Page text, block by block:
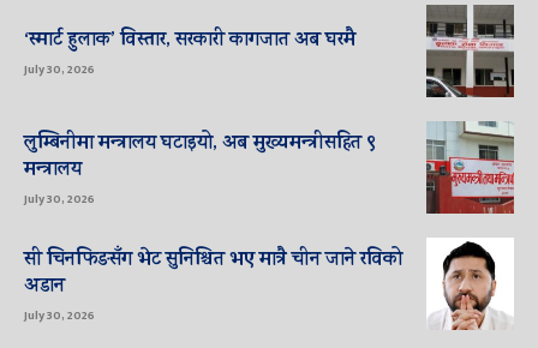
‘स्मार्ट हुलाक’ विस्तार, सरकारी कागजात अब घरमै
July 30, 2026
लुम्बिनीमा मन्त्रालय घटाइयो, अब मुख्यमन्त्रीसहित ९
मन्त्रालय
July 30, 2026
सी चिनफिङसँग भेट सुनिश्चित भए मात्रै चीन जाने रविको
अडान
July 30, 2026